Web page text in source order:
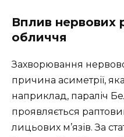
Вплив нервових
обличчя
Захворювання
причина асиметрії,
наприклад, параліч
проявляється
лицьових м’язів. За